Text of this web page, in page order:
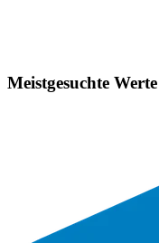
Meistgesuchte Werte